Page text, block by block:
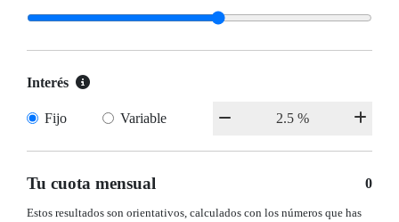
Interés
Fijo Variable
Tu cuota mensual 0
Estos resultados son orientativos, calculados con los números que has